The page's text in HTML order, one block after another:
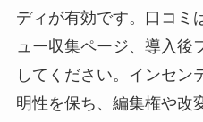
ディが有効です。口コミ
ュー収集ページ、導入後
してください。インセン
明性を保ち、編集権や改